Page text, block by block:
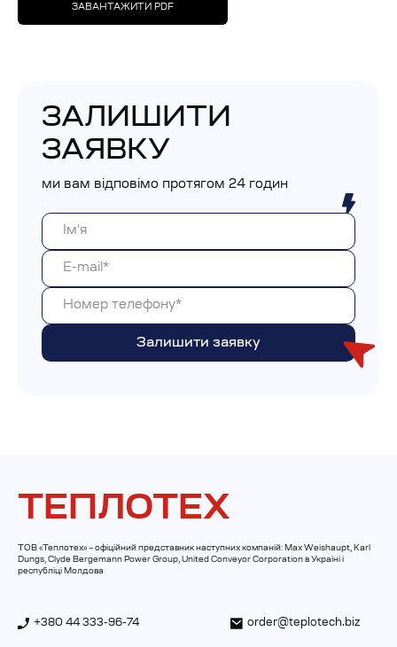
ЗАВАНТАЖИТИ PDF
ЗАЛИШИТИ
ЗАЯВКУ
ми вам відповімо протягом 24 годин
ТЕПЛОТЕХ
ТОВ «Теплотех» – офіційний представник наступних компаній: Max Weishaupt, Karl
Dungs, Clyde Bergemann Power Group, United Conveyor Corporation в Україні і
республіці Молдова
+380 44 333-96-74 order@teplotech.biz